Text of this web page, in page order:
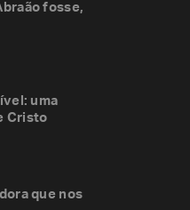
fosse,
uma
Cristo
que nos